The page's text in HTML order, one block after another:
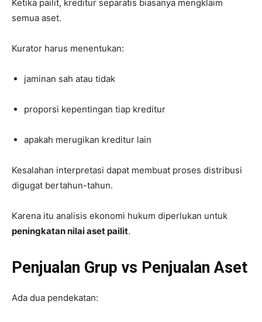
Ketika pailit, kreditur separatis biasanya mengklaim
semua aset.
Kurator harus menentukan:
jaminan sah atau tidak
proporsi kepentingan tiap kreditur
apakah merugikan kreditur lain
Kesalahan interpretasi dapat membuat proses distribusi
digugat bertahun-tahun.
Karena itu analisis ekonomi hukum diperlukan untuk
peningkatan nilai aset pailit.
Penjualan Grup vs Penjualan Aset
Ada dua pendekatan: